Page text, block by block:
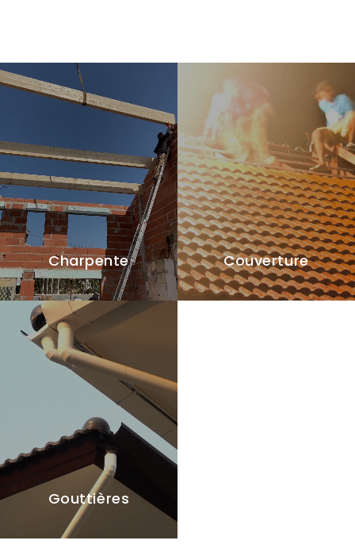
Charpente Couverture
Gouttières